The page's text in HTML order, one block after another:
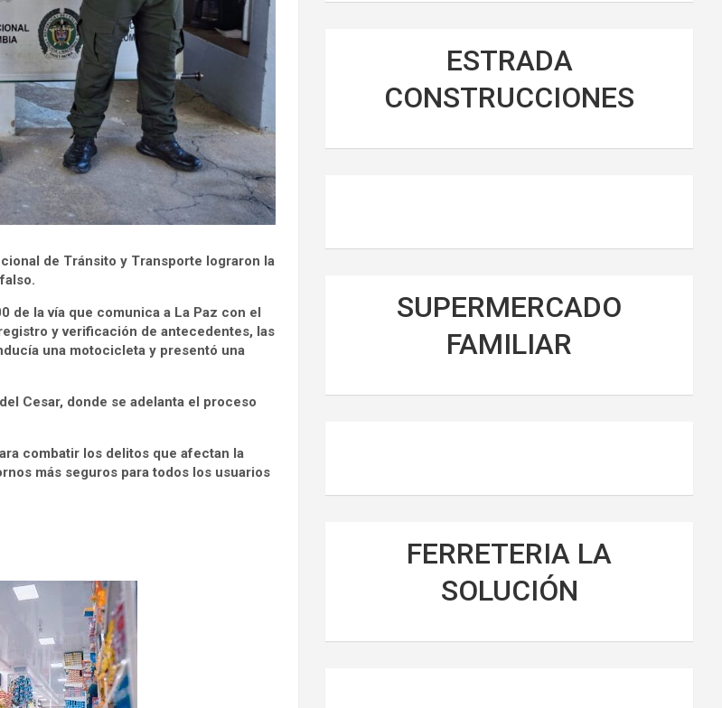
de Tránsito y Transporte lograron la
de la vía que comunica a La Paz con el
y verificación de antecedentes, las
una motocicleta y presentó una
Cesar, donde se adelanta el proceso
combatir los delitos que afectan la
más seguros para todos los usuarios
ESTRADA
CONSTRUCCIONES
SUPERMERCADO
FAMILIAR
FERRETERIA LA
SOLUCIÓN